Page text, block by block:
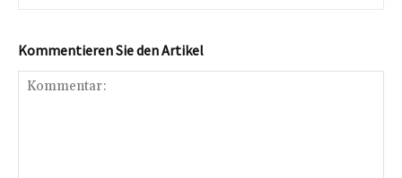
Kommentieren Sie den Artikel